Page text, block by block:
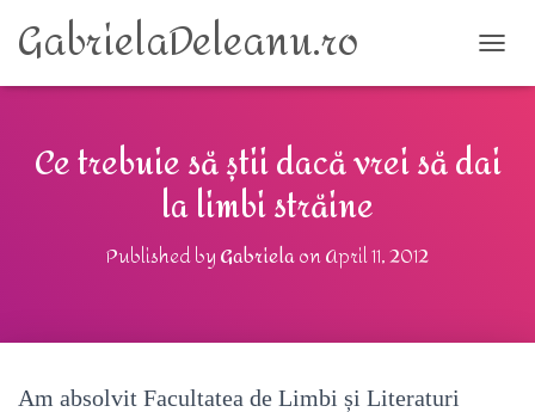
GabrielaDeleanu.ro
Ce trebuie să știi dacă vrei să dai
la limbi străine
Published byGabrielaonApril 11, 2012
Am absolvit Facultatea de Limbi și Literaturi